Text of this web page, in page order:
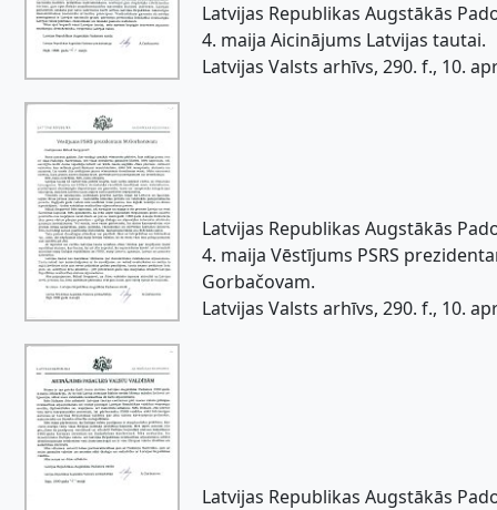
Latvijas Republikas Augstākās
4. maija Aicinājums Latvijas tautai.
Latvijas Valsts arhīvs, 290. f., 10.
Latvijas Republikas Augstākās
4. maija Vēstījums PSRS
Gorbačovam.
Latvijas Valsts arhīvs, 290. f., 10.
Latvijas Republikas Augstākās